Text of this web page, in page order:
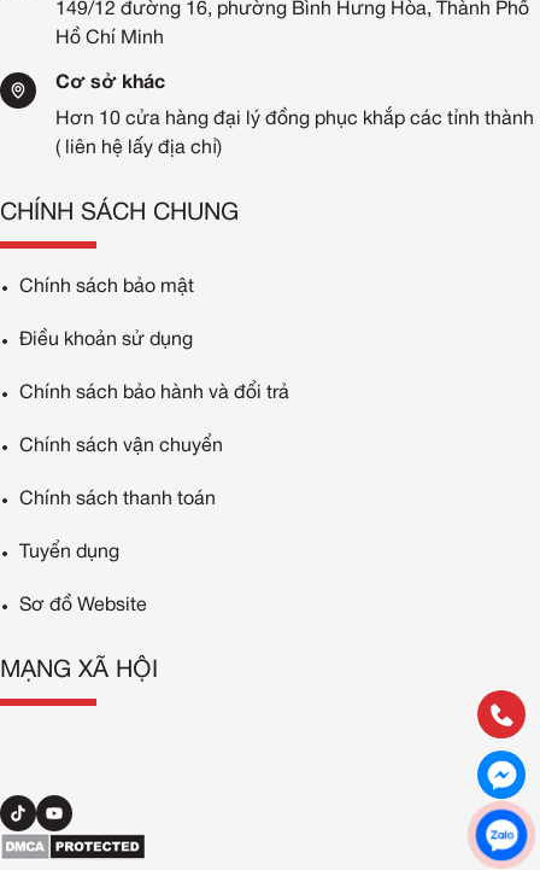
149/12 đường 16, phường Bình Hưng Hòa, Thành Phố
Hồ Chí Minh
Cơ sở khác
Hơn 10 cửa hàng đại lý đồng phục khắp các tỉnh thành
( liên hệ lấy địa chỉ)
CHÍNH SÁCH CHUNG
Chính sách bảo mật
Điều khoản sử dụng
Chính sách bảo hành và đổi trả
Chính sách vận chuyển
Chính sách thanh toán
Tuyển dụng
Sơ đồ Website
MẠNG XÃ HỘI